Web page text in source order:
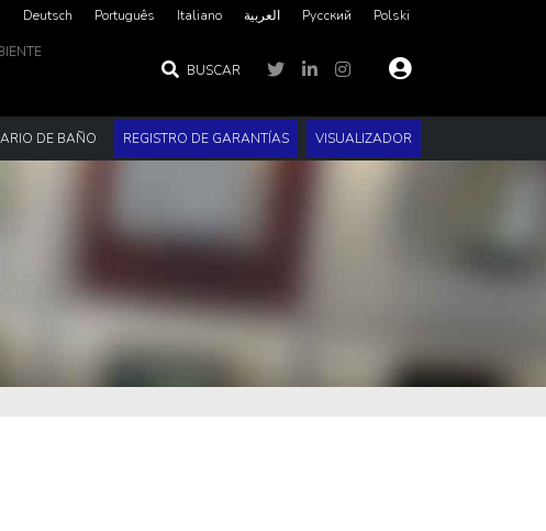
Deutsch Português Italiano العربية‏ Русский Polski
BUSCAR
DE BAÑO REGISTRO DE GARANTÍAS VISUALIZADOR